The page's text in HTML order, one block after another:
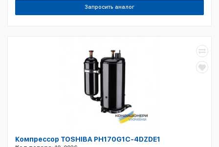
Запросить аналог
Компрессор TOSHIBA PH170G1C-4DZDE1